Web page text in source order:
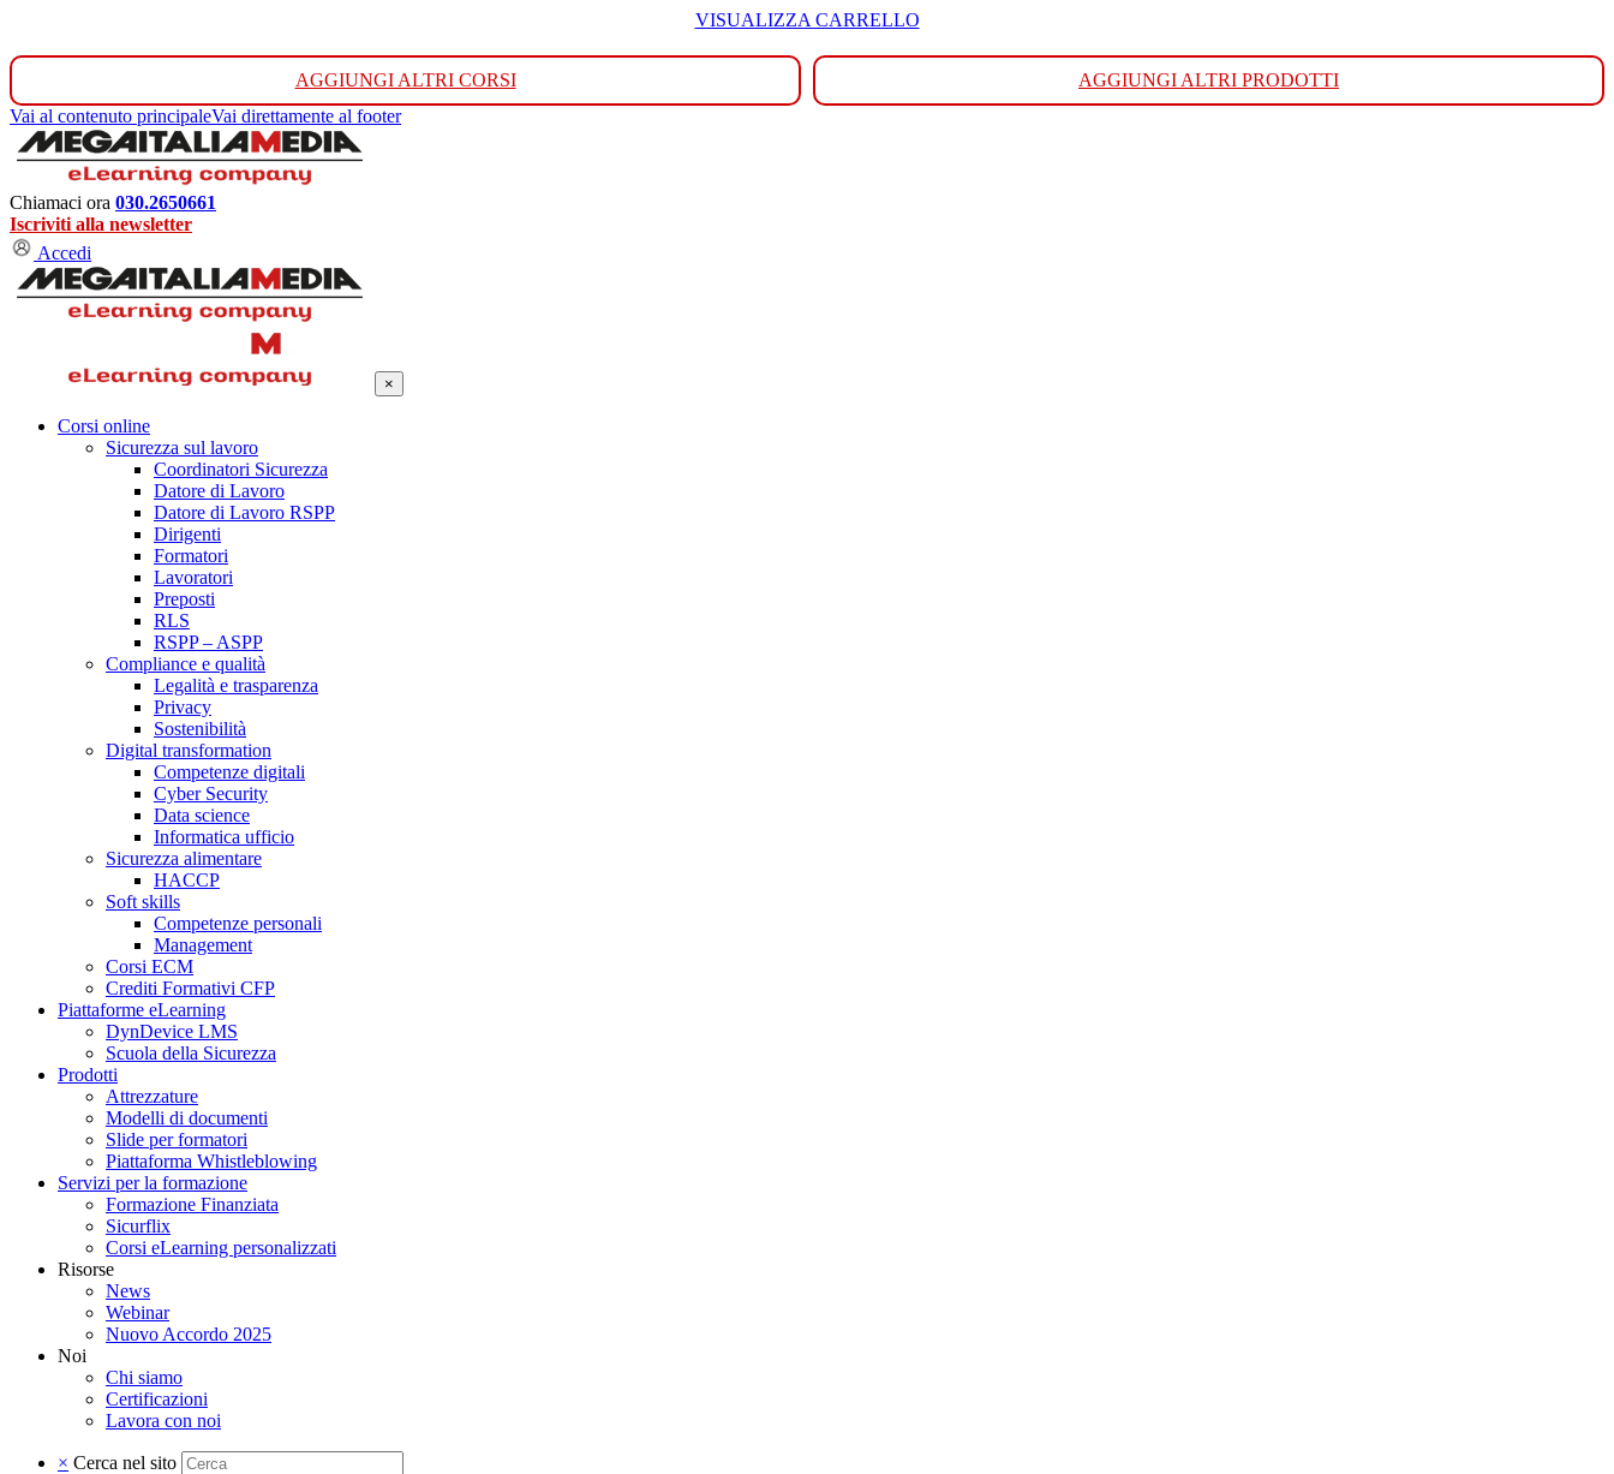
VISUALIZZA CARRELLO
AGGIUNGI ALTRI CORSI
AGGIUNGI ALTRI PRODOTTI
Vai al contenuto principaleVai direttamente al footer
Chiamaci ora 030.2650661
Iscriviti alla newsletter
Accedi
×
Corsi online
Sicurezza sul lavoro
Coordinatori Sicurezza
Datore di Lavoro
Datore di Lavoro RSPP
Dirigenti
Formatori
Lavoratori
Preposti
RLS
RSPP – ASPP
Compliance e qualità
Legalità e trasparenza
Privacy
Sostenibilità
Digital transformation
Competenze digitali
Cyber Security
Data science
Informatica ufficio
Sicurezza alimentare
HACCP
Soft skills
Competenze personali
Management
Corsi ECM
Crediti Formativi CFP
Piattaforme eLearning
DynDevice LMS
Scuola della Sicurezza
Prodotti
Attrezzature
Modelli di documenti
Slide per formatori
Piattaforma Whistleblowing
Servizi per la formazione
Formazione Finanziata
Sicurflix
Corsi eLearning personalizzati
Risorse
News
Webinar
Nuovo Accordo 2025
Noi
Chi siamo
Certificazioni
Lavora con noi
× Cerca nel sito